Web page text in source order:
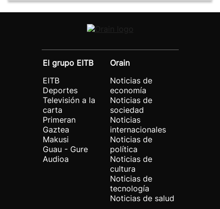
El grupo EITB
EITB
Deportes
Televisión a la
carta
Primeran
Gaztea
Makusi
Guau - Gure
Audioa
Orain
Noticias de
economía
Noticias de
sociedad
Noticias
internacionales
Noticias de
política
Noticias de
cultura
Noticias de
tecnología
Noticias de salud